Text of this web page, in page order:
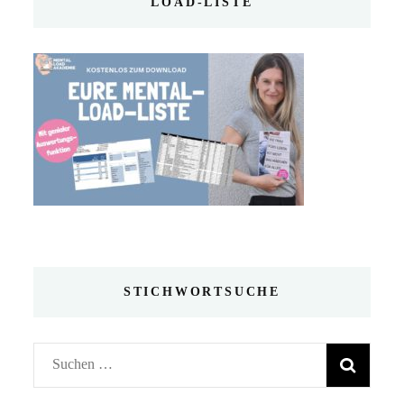
STICHWORTSUCHE
Suchen
nach: